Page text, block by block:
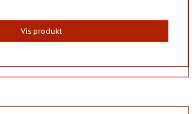
Vis produkt